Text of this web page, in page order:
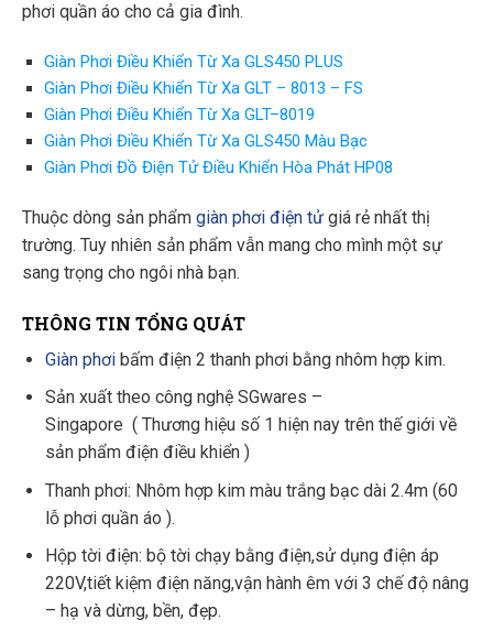
phơi quần áo cho cả gia đình.
Giàn Phơi Điều Khiển Từ Xa GLS450 PLUS
Giàn Phơi Điều Khiển Từ Xa GLT – 8013 – FS
Giàn Phơi Điều Khiển Từ Xa GLT–8019
Giàn Phơi Điều Khiển Từ Xa GLS450 Màu Bạc
Giàn Phơi Đồ Điện Tử Điều Khiển Hòa Phát HP08
Thuộc dòng sản phẩm giàn phơi điện tử giá rẻ nhất thị
trường. Tuy nhiên sản phẩm vẫn mang cho mình một sự
sang trọng cho ngôi nhà bạn.
THÔNG TIN TỔNG QUÁT
Giàn phơibấm điện 2 thanh phơi bằng nhôm hợp kim.
Sản xuất theo công nghệ SGwares –
Singapore ( Thương hiệu số 1 hiện nay trên thế giới về
sản phẩm điện điều khiển )
Thanh phơi: Nhôm hợp kim màu trắng bạc dài 2.4m (60
lỗ phơi quần áo ).
Hộp tời điện: bộ tời chạy bằng điện,sử dụng điện áp
220V,tiết kiệm điện năng,vận hành êm với 3 chế độ nâng
– hạ và dừng, bền, đẹp.